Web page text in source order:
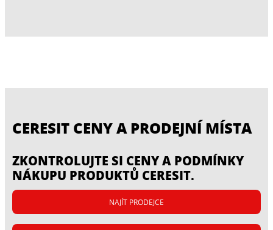
CERESIT CENY A PRODEJNÍ MÍSTA
ZKONTROLUJTE SI CENY A PODMÍNKY
NÁKUPU PRODUKTŮ CERESIT.
NAJÍT PRODEJCE